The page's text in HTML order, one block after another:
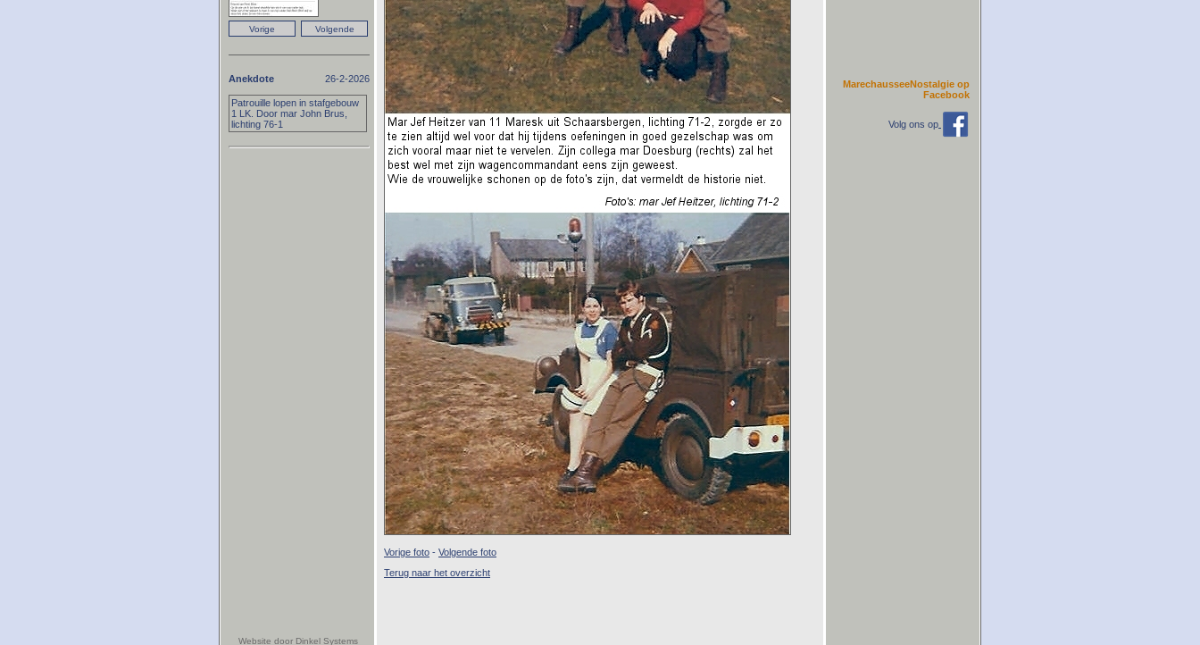
Vorige foto - Volgende foto
Terug naar het overzicht
Anekdote 26-2-2026
Patrouille lopen in stafgebouw
1 LK. Door mar John Brus,
lichting 76-1
MarechausseeNostalgie op
Facebook
Volg ons op
Website door Dinkel Systems